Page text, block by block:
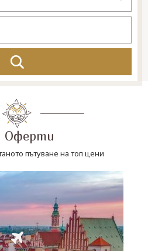
Оферти
пътуване на топ цени